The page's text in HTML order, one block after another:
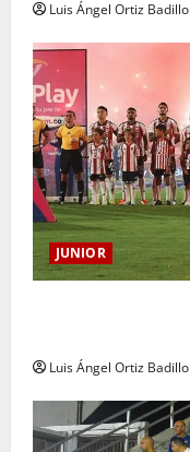
Luis Ángel Ortiz Badillo
JUNIOR
Luis Ángel Ortiz Badillo